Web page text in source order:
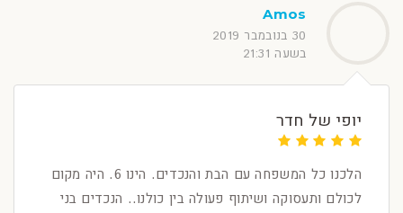
Amos
30 בנובמבר 2019
בשעה 21:31
יופי של חדר
הלכנו כל המשפחה עם הבת והנכדים. הינו 6. היה מקום
לכולם ותעסוקה ושיתוף פעולה בין כולנו.. הנכדים בני